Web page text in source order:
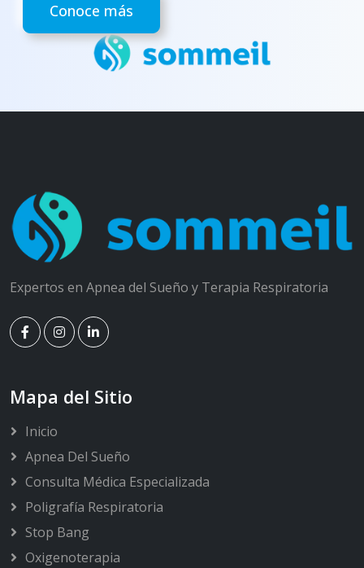
Conoce más
Expertos en Apnea del Sueño y Terapia Respiratoria
Mapa del Sitio
Inicio
Apnea Del Sueño
Consulta Médica Especializada
Poligrafía Respiratoria
Stop Bang
Oxigenoterapia